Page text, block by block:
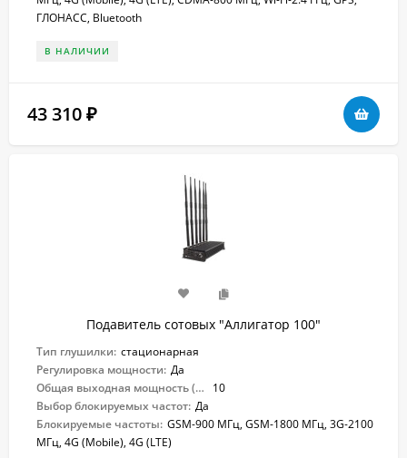
ГЛОНАСС, Bluetooth
В НАЛИЧИИ
43 310 ₽
Подавитель сотовых "Аллигатор 100"
Тип глушилки: стационарная
Регулировка мощности: Да
Общая выходная мощность (Вт):
10
Выбор блокируемых частот: Да
Блокируемые частоты: GSM-900 МГц, GSM-1800 МГц, 3G-2100
МГц, 4G (Mobile), 4G (LTE)